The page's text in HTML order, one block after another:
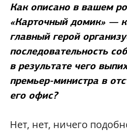
Как описано в вашем
«Карточный домик» —
главный герой
последовательность
в результате чего
премьер-министра в
его офис?
Нет, нет, ничего